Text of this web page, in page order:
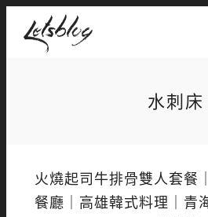
水刺床
火燒起司牛排骨雙人套餐
餐廳｜高雄韓式料理｜青